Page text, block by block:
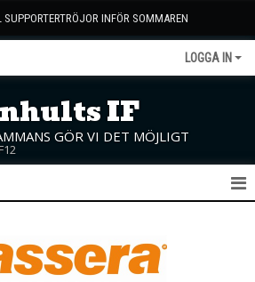
SUPPORTERTRÖJOR INFÖR SOMMAREN
LOGGA IN
IF
GÖR VI DET MÖJLIGT